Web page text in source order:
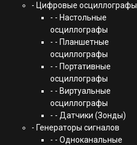
- Цифровые осциллографы
- - Настольные
осциллографы
- - Планшетные
осциллографы
- - Портативные
осциллографы
- - Виртуальные
осциллографы
- - Датчики (Зонды)
- Генераторы сигналов
- - Одноканальные